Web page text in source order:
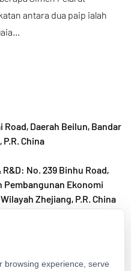
memantau arah
saluran
Pengeluaran
(Ningbo) Co.,
bahan baharu
dan institut
pembuatan
pengeluaran
plastik diubah suai
antara dua paip ialah
Road, Daerah Beilun, Bandar
China
No. 239 Binhu Road,
Pembangunan Ekonomi
Zhejiang, P.R. China
browsing experience, serve